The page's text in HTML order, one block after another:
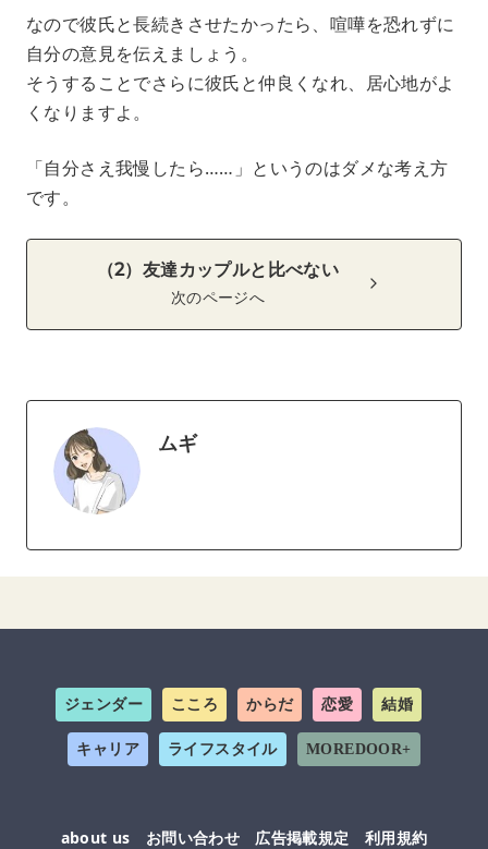
なので彼氏と長続きさせたかったら、喧嘩を恐れずに
自分の意見を伝えましょう。
そうすることでさらに彼氏と仲良くなれ、居心地がよ
くなりますよ。
「自分さえ我慢したら……」というのはダメな考え方
です。
（2）友達カップルと比べない
次のページへ
ムギ
ジェンダー こころ からだ 恋愛 結婚
キャリア ライフスタイル MOREDOOR+
about us お問い合わせ 広告掲載規定 利用規約